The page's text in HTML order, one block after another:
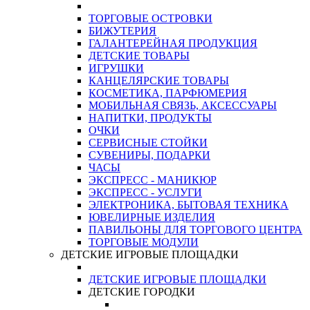
ТОРГОВЫЕ ОСТРОВКИ
БИЖУТЕРИЯ
ГАЛАНТЕРЕЙНАЯ ПРОДУКЦИЯ
ДЕТСКИЕ ТОВАРЫ
ИГРУШКИ
КАНЦЕЛЯРСКИЕ ТОВАРЫ
КОСМЕТИКА, ПАРФЮМЕРИЯ
МОБИЛЬНАЯ СВЯЗЬ, АКСЕССУАРЫ
НАПИТКИ, ПРОДУКТЫ
ОЧКИ
СЕРВИСНЫЕ СТОЙКИ
СУВЕНИРЫ, ПОДАРКИ
ЧАСЫ
ЭКСПРЕСС - МАНИКЮР
ЭКСПРЕСС - УСЛУГИ
ЭЛЕКТРОНИКА, БЫТОВАЯ ТЕХНИКА
ЮВЕЛИРНЫЕ ИЗДЕЛИЯ
ПАВИЛЬОНЫ ДЛЯ ТОРГОВОГО ЦЕНТРА
ТОРГОВЫЕ МОДУЛИ
ДЕТСКИЕ ИГРОВЫЕ ПЛОЩАДКИ
ДЕТСКИЕ ИГРОВЫЕ ПЛОЩАДКИ
ДЕТСКИЕ ГОРОДКИ